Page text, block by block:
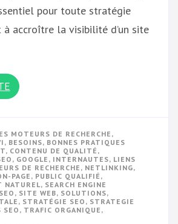
pour toute stratégie
accroître la visibilité d’un site
MOTEURS DE RECHERCHE ,
, BESOINS, BONNES PRATIQUES
, CONTENU DE QUALITÉ ,
, GOOGLE , INTERNAUTES, LIENS
DE RECHERCHE , NETLINKING,
PAGE , PUBLIC QUALIFIÉ ,
NATUREL, SEARCH ENGINE
SEO , SITE WEB, SOLUTIONS,
, STRATÉGIE SEO , STRATEGIE
SEO , TRAFIC ORGANIQUE ,